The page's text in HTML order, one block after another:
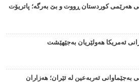
هەرێمی کوردستان ڕووت و بێ بەرگە؛ پاتریۆت
ئەمریکا هەولێریان بەجێهێشت
بەجێماوانی ئەربەعین لە ئێران؛ هەزاران